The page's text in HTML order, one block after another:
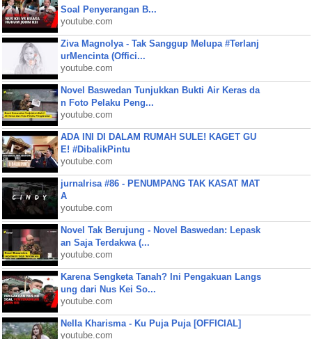
Soal Penyerangan B...
youtube.com
Ziva Magnolya - Tak Sanggup Melupa #Terlanj
urMencinta (Offici...
youtube.com
Novel Baswedan Tunjukkan Bukti Air Keras da
n Foto Pelaku Peng...
youtube.com
ADA INI DI DALAM RUMAH SULE! KAGET GU
E! #DibalikPintu
youtube.com
jurnalrisa #86 - PENUMPANG TAK KASAT MAT
A
youtube.com
Novel Tak Berujung - Novel Baswedan: Lepask
an Saja Terdakwa (...
youtube.com
Karena Sengketa Tanah? Ini Pengakuan Langs
ung dari Nus Kei So...
youtube.com
Nella Kharisma - Ku Puja Puja [OFFICIAL]
youtube.com